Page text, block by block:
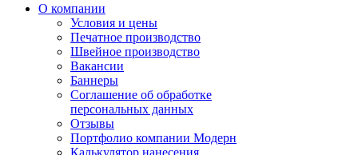
О компании
Условия и цены
Печатное производство
Швейное производство
Вакансии
Баннеры
Соглашение об обработке
персональных данных
Отзывы
Портфолио компании Модерн
Калькулятор нанесения